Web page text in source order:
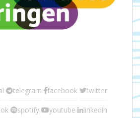
telegram facebook twitter
spotify youtube linkedin